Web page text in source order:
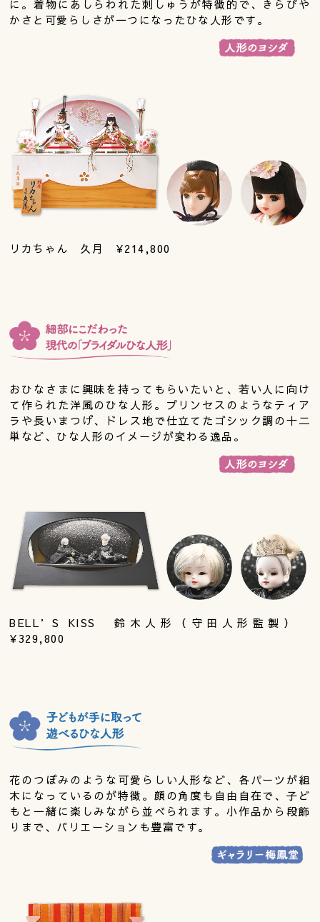
に。着物にあしらわれた刺しゅうが特徴的で、きらびや
かさと可愛らしさが一つになったひな人形です。
リカちゃん 久月 ¥214,800
おひなさまに興味を持ってもらいたいと、若い人に向け
て作られた洋風のひな人形。プリンセスのようなティア
ラや長いまつげ、ドレス地で仕立てたゴシック調の十二
単など、ひな人形のイメージが変わる逸品。
BELL’S KISS 鈴木人形（守田人形監製）
¥329,800
花のつぼみのような可愛らしい人形など、各パーツが組
木になっているのが特徴。顔の角度も自由自在で、子ど
もと一緒に楽しみながら並べられます。小作品から段飾
りまで、バリエーションも豊富です。